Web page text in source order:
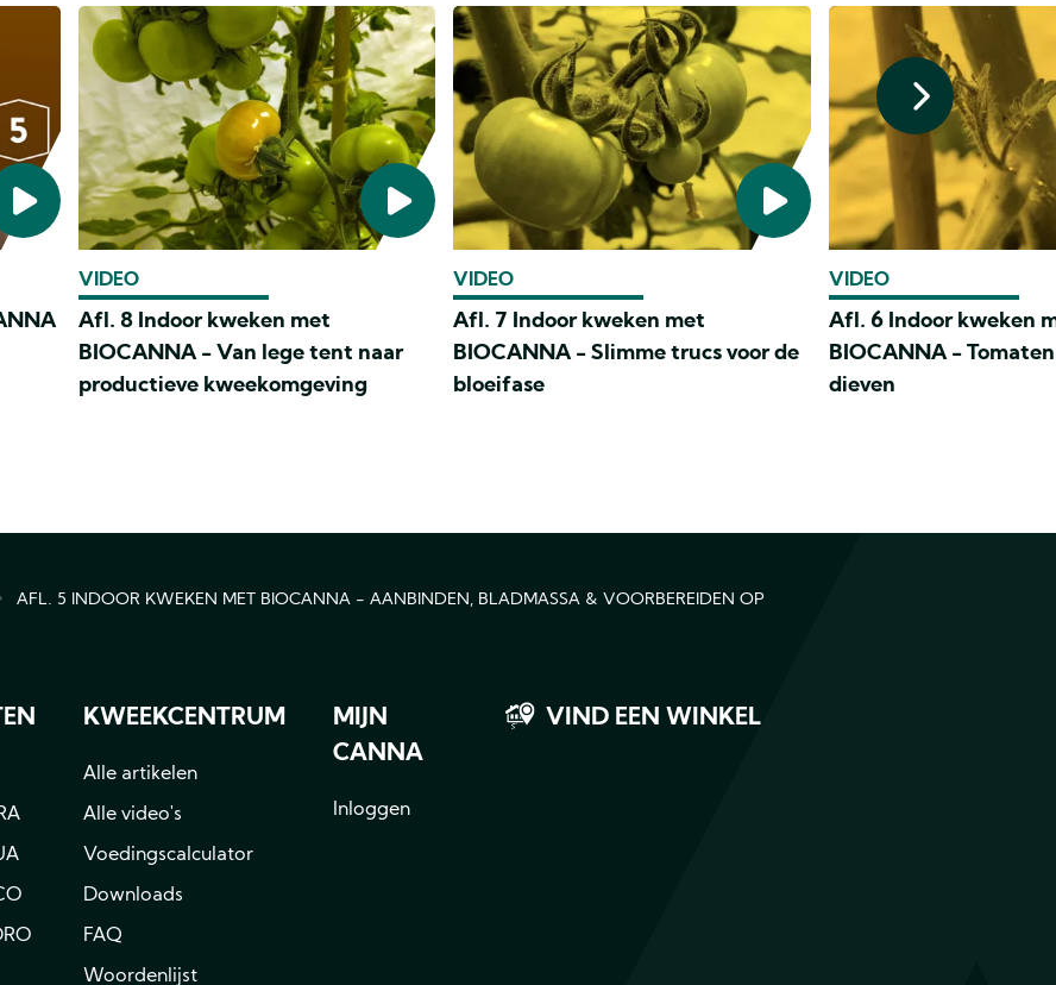
VIDEO
Afl. 8 Indoor kweken met
BIOCANNA - Van lege tent naar
productieve kweekomgeving
VIDEO
Afl. 7 Indoor kweken met
BIOCANNA - Slimme trucs voor de
bloeifase
VIDEO
Afl. 6 Indoor kweken
BIOCANNA -
dieven
AFL. 5 INDOOR KWEKEN MET BIOCANNA - AANBINDEN, BLADMASSA & VOORBEREIDEN OP
KWEEKCENTRUM
Alle artikelen
Alle video's
Voedingscalculator
Downloads
FAQ
Woordenlijst
MIJN
CANNA
Inloggen
VIND EEN WINKEL